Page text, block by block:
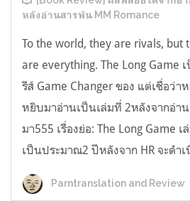
หลังอ่านสารพัน MM Romance
To the world, they are rivals, but
are everything. The Long Game
รีส์ Game Changer ของ แต่เชื่อว่า
หยิบมาอ่านเป็นเล่มที่ 2หลังจากอ่า
มา555 เรื่องย่อ: The Long Game เ
เป็นประมาณ2 ปีหลังจาก HR จะดำเ
Parntranslation and Review